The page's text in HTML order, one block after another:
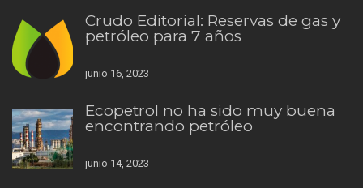
Crudo Editorial: Reservas de gas y
petróleo para 7 años
junio 16, 2023
Ecopetrol no ha sido muy buena
encontrando petróleo
junio 14, 2023